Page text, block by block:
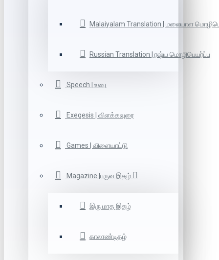
Malaiyalam Translation | மலையாள
Russian Translation | ரஷ்ய மொழிபெயர்ப்பு
Speech | உரை
Exegesis | விளக்கவுரை
Games | விளையாட்டு
Magazine |பருவ இதழ்
இரு மாத இதழ்
காலாண்டிதழ்